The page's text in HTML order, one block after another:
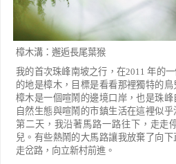
樟木溝：邂逅長尾葉猴
我的首次珠峰南坡之行，在2011年的
的地是樟木，目標是看看那裡獨特的鳥
樟木是一個喧鬧的邊境口岸，也是珠
自然生態與喧鬧的市鎮生活在這裡似
第二天，我沿著馬路一路往下，走走
兒。有些熱鬧的大馬路讓我放棄了向
走岔路，向立新村前進。